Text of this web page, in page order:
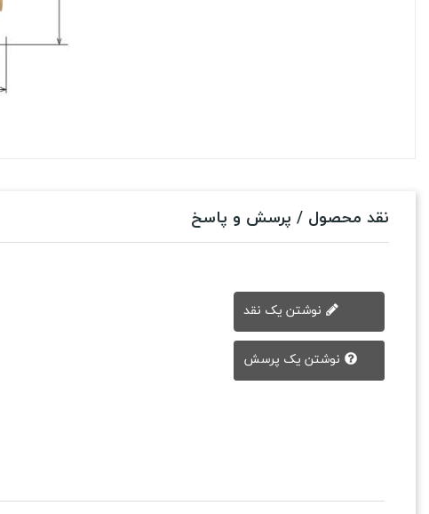
نقد محصول / پرسش و پاسخ
نوشتن یک پرسش